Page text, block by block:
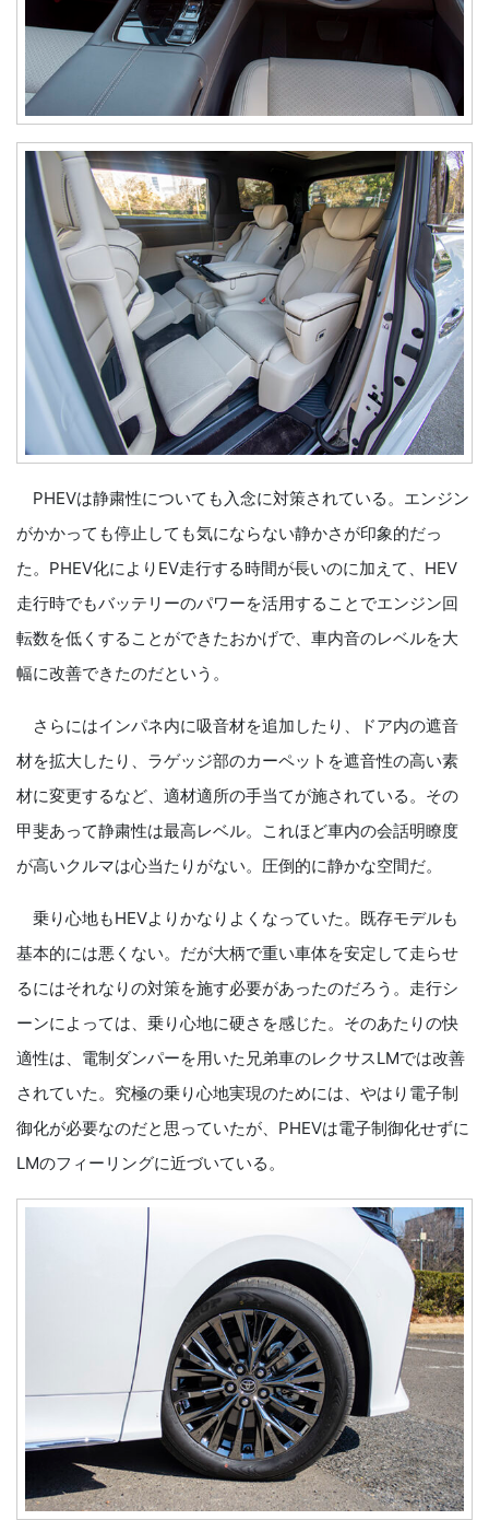
PHEVは静粛性についても入念に対策されている。エンジン
がかかっても停止しても気にならない静かさが印象的だっ
た。PHEV化によりEV走行する時間が長いのに加えて、HEV
走行時でもバッテリーのパワーを活用することでエンジン回
転数を低くすることができたおかげで、車内音のレベルを大
幅に改善できたのだという。
さらにはインパネ内に吸音材を追加したり、ドア内の遮音
材を拡大したり、ラゲッジ部のカーペットを遮音性の高い素
材に変更するなど、適材適所の手当てが施されている。その
甲斐あって静粛性は最高レベル。これほど車内の会話明瞭度
が高いクルマは心当たりがない。圧倒的に静かな空間だ。
乗り心地もHEVよりかなりよくなっていた。既存モデルも
基本的には悪くない。だが大柄で重い車体を安定して走らせ
るにはそれなりの対策を施す必要があったのだろう。走行シ
ーンによっては、乗り心地に硬さを感じた。そのあたりの快
適性は、電制ダンパーを用いた兄弟車のレクサスLMでは改善
されていた。究極の乗り心地実現のためには、やはり電子制
御化が必要なのだと思っていたが、PHEVは電子制御化せずに
LMのフィーリングに近づいている。